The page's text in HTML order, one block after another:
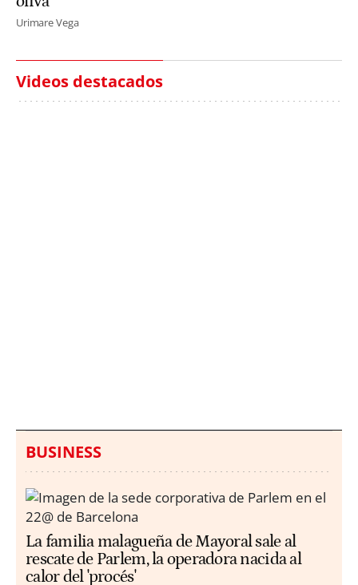
Urimare Vega
Videos destacados
BUSINESS
La familia malagueña de Mayoral sale al
rescate de Parlem, la operadora nacida al
calor del 'procés'